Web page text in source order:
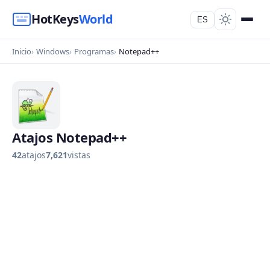
HotKeysWorld ES
Inicio Windows Programas Notepad++
Atajos Notepad++
42atajos7,621vistas